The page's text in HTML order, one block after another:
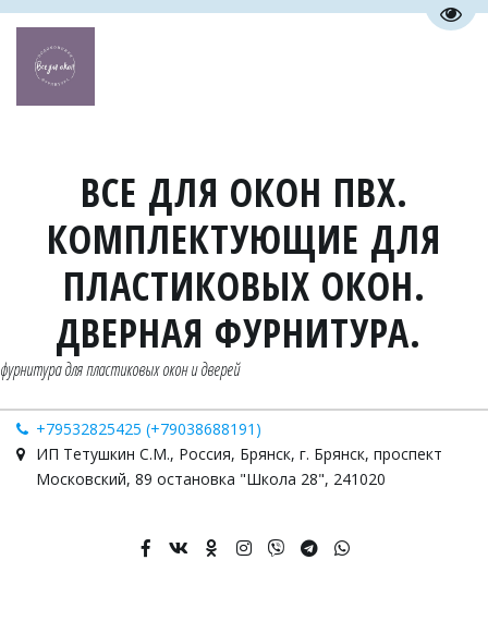
ВСЕ ДЛЯ ОКОН ПВХ.
КОМПЛЕКТУЮЩИЕ ДЛЯ
ПЛАСТИКОВЫХ ОКОН.
ДВЕРНАЯ ФУРНИТУРА.
фурнитура для пластиковых окон и дверей
+79532825425 (+79038688191)
ИП Тетушкин С.М., Россия, Брянск, г. Брянск, проспект
Московский, 89 остановка "Школа 28", 241020